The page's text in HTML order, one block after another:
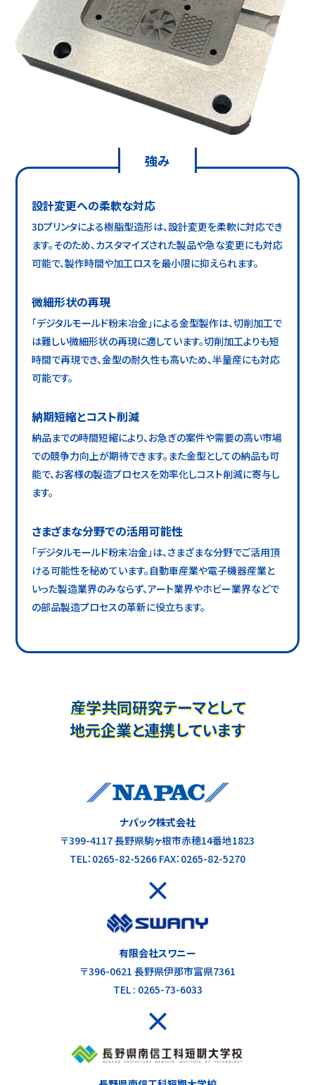
強み
設計変更への柔軟な対応
3Dプリンタによる樹脂型造形は、設計変更を柔軟に対応でき
ます。そのため、カスタマイズされた製品や急な変更にも対応
可能で、製作時間や加工ロスを最小限に抑えられます。
微細形状の再現
「デジタルモールド粉末冶金」による金型製作は、切削加工で
は難しい微細形状の再現に適しています。切削加工よりも短
時間で再現でき、金型の耐久性も高いため、半量産にも対応
可能です。
納期短縮とコスト削減
納品までの時間短縮により、お急ぎの案件や需要の高い市場
での競争力向上が期待できます。また金型としての納品も可
能で、お客様の製造プロセスを効率化しコスト削減に寄与し
ます。
さまざまな分野での活用可能性
「デジタルモールド粉末冶金」は、さまざまな分野でご活用頂
ける可能性を秘めています。自動車産業や電子機器産業と
いった製造業界のみならず、アート業界やホビー業界などで
の部品製造プロセスの革新に役立ちます。
産学共同研究テーマとして
地元企業と連携しています
ナパック株式会社
〒399-4117 長野県駒ヶ根市赤穂14番地1823
TEL：0265-82-5266 FAX：0265-82-5270
有限会社スワニー
〒396-0621 長野県伊那市富県7361
TEL : 0265-73-6033